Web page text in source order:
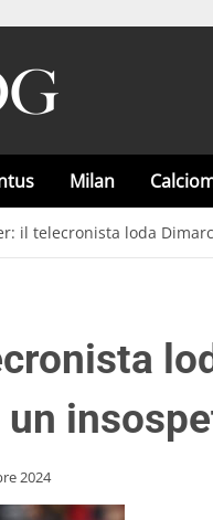
Milan
il telecronista loda
un
2024